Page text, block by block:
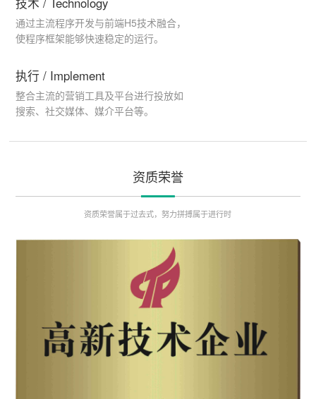
通过主流程序开发与前端H5技术融合，
使程序框架能够快速稳定的运行。
执行 / Implement
整合主流的营销工具及平台进行投放如
搜索、社交媒体、媒介平台等。
资质荣誉
资质荣誉属于过去式，努力拼搏属于进行时